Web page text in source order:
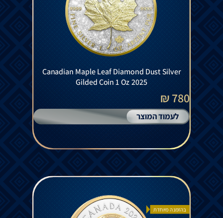
Canadian Maple Leaf Diamond Dust Silver
Gilded Coin 1 Oz 2025
780 ₪
לעמוד המוצר
בהזמנה מיוחדת